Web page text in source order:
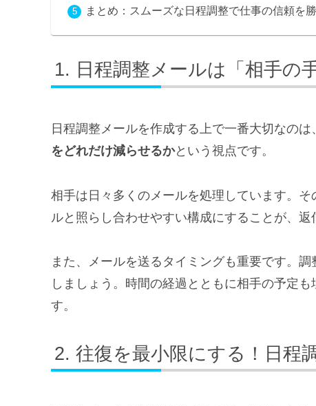
まとめ：スムーズな日程調整で仕事の信頼を
日程調整メールは「相手の
日程調整メールを作成する上で一番大切なのは、
をどれだけ減らせるかという視点です。
相手は日々多くのメールを処理しています。
ルと照らし合わせやすい構成にすることが、返
また、メールを送るタイミングも重要です。
しましょう。時間の経過とともに相手の予定
す。
往復を最小限にする！日程